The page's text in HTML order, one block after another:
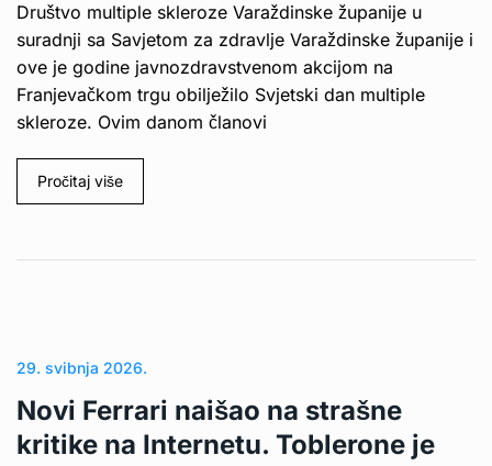
Društvo multiple skleroze Varaždinske županije u
suradnji sa Savjetom za zdravlje Varaždinske županije i
ove je godine javnozdravstvenom akcijom na
Franjevačkom trgu obilježilo Svjetski dan multiple
skleroze. Ovim danom članovi
Pročitaj više
29. svibnja 2026.
Novi Ferrari naišao na strašne
kritike na Internetu. Toblerone je